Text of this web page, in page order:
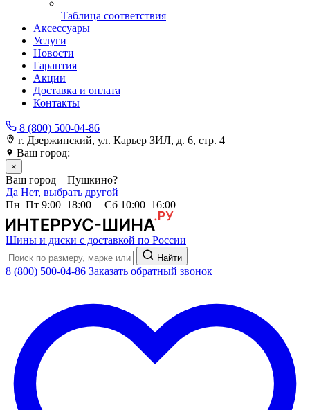
Таблица соответствия
Аксессуары
Услуги
Новости
Гарантия
Акции
Доставка и оплата
Контакты
8 (800) 500-04-86
г. Дзержинский, ул. Карьер ЗИЛ, д. 6, стр. 4
Ваш город:
×
Ваш город – Пушкино?
Да Нет, выбрать другой
Пн–Пт 9:00–18:00 | Сб 10:00–16:00
Шины и диски с доставкой по России
Найти
8 (800) 500-04-86 Заказать обратный звонок